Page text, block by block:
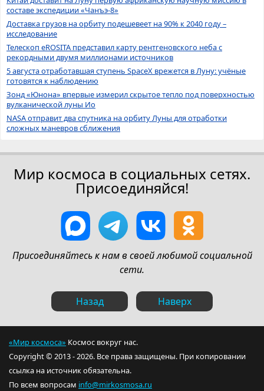
составе экспедиции «Чанъэ-8»
Доставка грузов на орбиту подешевеет на 90% к 2040 году –
исследование
Телескоп eROSITA представил карту рентгеновского неба с
рекордными двумя миллионами источников
5 августа отработавшая ступень SpaceX врежется в Луну: учёные
готовятся к наблюдению
Зонд «Юнона» впервые измерил скрытое тепло под поверхностью
вулканической луны Ио
NASA отправит два спутника на орбиту Луны для отработки
сложных маневров сближения
Мир космоса в социальных сетях.
Присоединяйся!
Присоединяйтесь к нам в своей любимой социальной
сети.
Назад Наверх
«Мир космоса» Космос вокруг нас.
Copyright © 2013 - 2026. Все права защищены. При копировании
ссылка на источник обязательна.
По всем вопросам info@mirkosmosa.ru